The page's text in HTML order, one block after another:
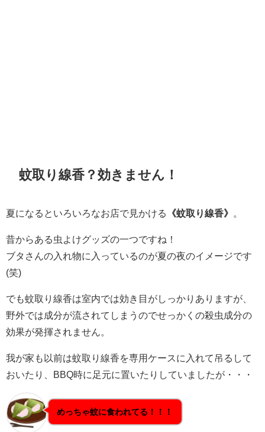
蚊取り線香？効きません！
夏になるといろいろなお店で見かける 《蚊取り線香》
昔からある虫よけグッズの一つですね！
ブタさんの入れ物に入っているのが夏の夜のイメージです
(笑)
でも蚊取り線香は室内では効き目がしっかりありますが、
野外では成分が流されてしまうのでせっかくの殺虫成分の
効果が発揮されません。
我が家も以前は蚊取り線香を専用ケースに入れて吊るして
おいたり、BBQ時に足元に置いたりしていましたが・・・
めっちゃ蚊に食われてる！！！